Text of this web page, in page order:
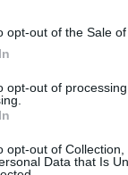
opt-out of the Sale of
opt-out of
opt-out of
Data that Is